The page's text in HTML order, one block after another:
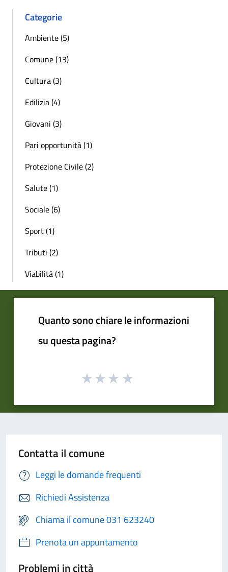
Categorie
Ambiente (5)
Comune (13)
Cultura (3)
Edilizia (4)
Giovani (3)
Pari opportunità (1)
Protezione Civile (2)
Salute (1)
Sociale (6)
Sport (1)
Tributi (2)
Viabilità (1)
Quanto sono chiare le informazioni
su questa pagina?
Contatta il comune
Leggi le domande frequenti
Richiedi Assistenza
Chiama il comune 031 623240
Prenota un appuntamento
Problemi in città